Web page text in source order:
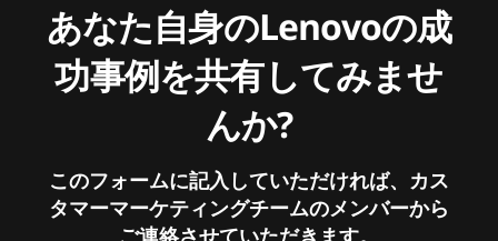
あなた自身のLenovoの成
功事例を共有してみませ
んか?
このフォームに記入していただければ、カス
タマーマーケティングチームのメンバーから
ご連絡させていただきます。